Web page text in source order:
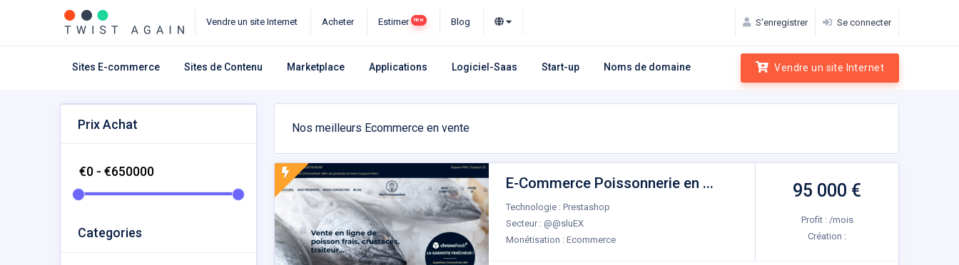
Vendre un site Internet Acheter Estimer New Blog S'enregistrer Se connecter
Sites E-commerce Sites de Contenu Marketplace Applications Logiciel-Saas Start-up Noms de domaine Vendre un site Internet
Prix Achat
Categories
Nos meilleurs Ecommerce en vente
E-Commerce Poissonnerie en ...
Technologie : Prestashop
Secteur : @@sluEX
Monétisation : Ecommerce
95 000 €
Profit : /mois
Création :